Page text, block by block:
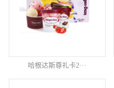
哈根达斯尊礼卡2···